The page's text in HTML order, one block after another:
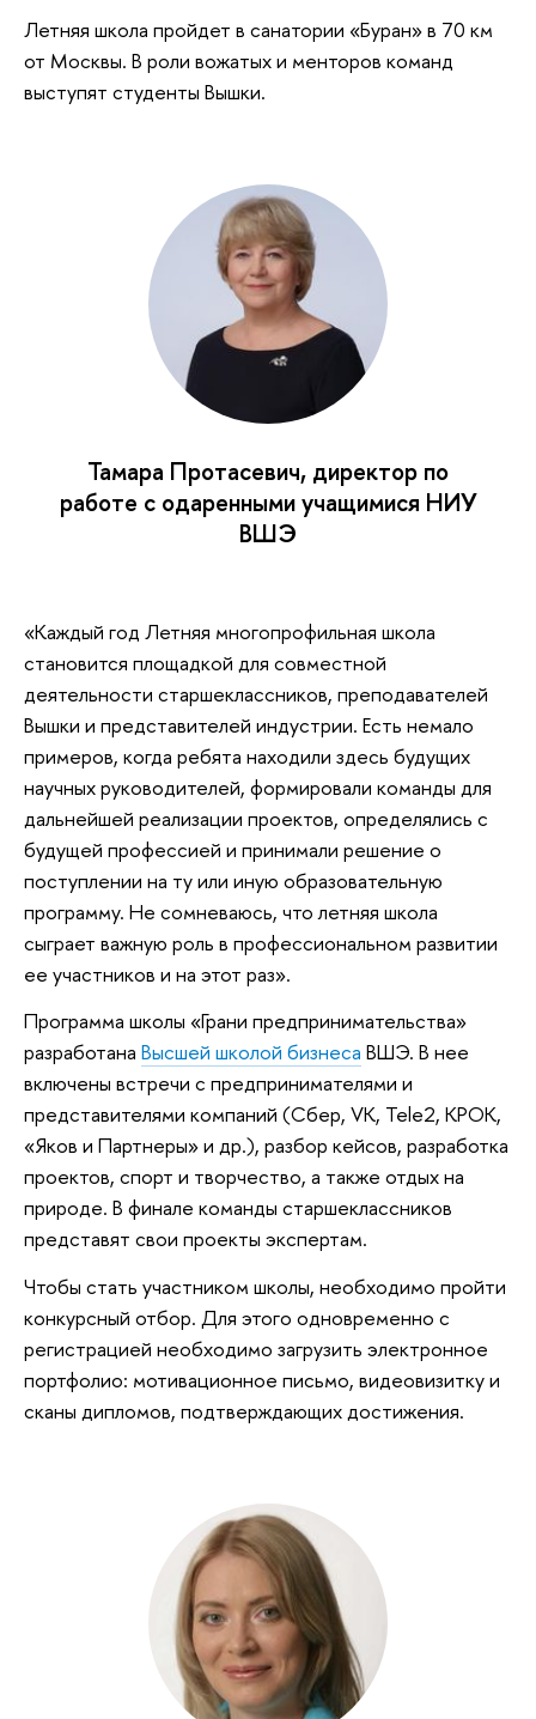
Летняя школа пройдет в санатории «Буран» в 70 км
от Москвы. В роли вожатых и менторов команд
выступят студенты Вышки.
Тамара Протасевич, директор по
работе с одаренными учащимися НИУ
ВШЭ
«Каждый год Летняя многопрофильная школа
становится площадкой для совместной
деятельности старшеклассников, преподавателей
Вышки и представителей индустрии. Есть немало
примеров, когда ребята находили здесь будущих
научных руководителей, формировали команды для
дальнейшей реализации проектов, определялись с
будущей профессией и принимали решение о
поступлении на ту или иную образовательную
программу. Не сомневаюсь, что летняя школа
сыграет важную роль в профессиональном развитии
ее участников и на этот раз».
Программа школы «Грани предпринимательства»
разработана Высшей школой бизнеса ВШЭ. В нее
включены встречи с предпринимателями и
представителями компаний (Сбер, VK, Теlе2, КРОК,
«Яков и Партнеры» и др.), разбор кейсов, разработка
проектов, спорт и творчество, а также отдых на
природе. В финале команды старшеклассников
представят свои проекты экспертам.
Чтобы стать участником школы, необходимо пройти
конкурсный отбор. Для этого одновременно с
регистрацией необходимо загрузить электронное
портфолио: мотивационное письмо, видеовизитку и
сканы дипломов, подтверждающих достижения.